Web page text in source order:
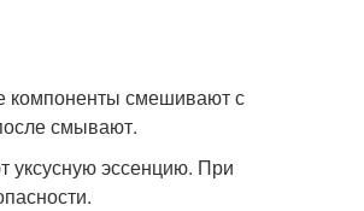
компоненты смешивают с
смывают.
уксусную эссенцию. При